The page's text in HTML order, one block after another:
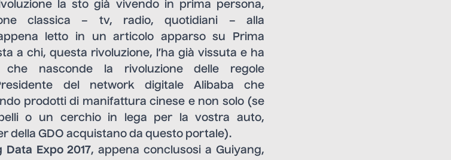
la sto già vivendo in prima persona,
classica – tv, radio, quotidiani – alla
letto in un articolo apparso su Prima
a chi, questa rivoluzione, l’ha già vissuta e ha
che nasconde la rivoluzione delle regole
del network digitale Alibaba che
prodotti di manifattura cinese e non solo (se
o un cerchio in lega per la vostra auto,
della GDO acquistano da questo portale).
Expo 2017, appena conclusosi a Guiyang,